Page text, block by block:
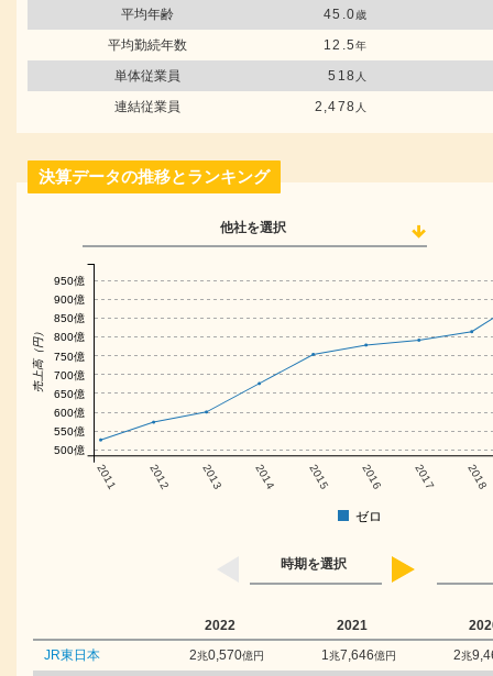
平均年齢 45.0歳
平均勤続年数 12.5年
単体従業員 518 人
連結従業員 2,478 人
決算データの推移とランキング
他社を選択
2011 2012 2013 2014 2015 2016 2017 2018
売上高（円）
500億
550億
600億
650億
700億
750億
800億
850億
900億
950億
ゼロ
時期を選択
2022 2021
JR東日本
2兆0,570億円 1兆7,646億円 2兆